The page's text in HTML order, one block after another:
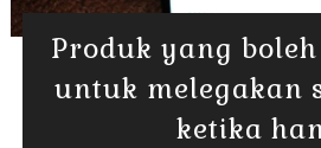
Produk yang
untuk melegakan
ketika